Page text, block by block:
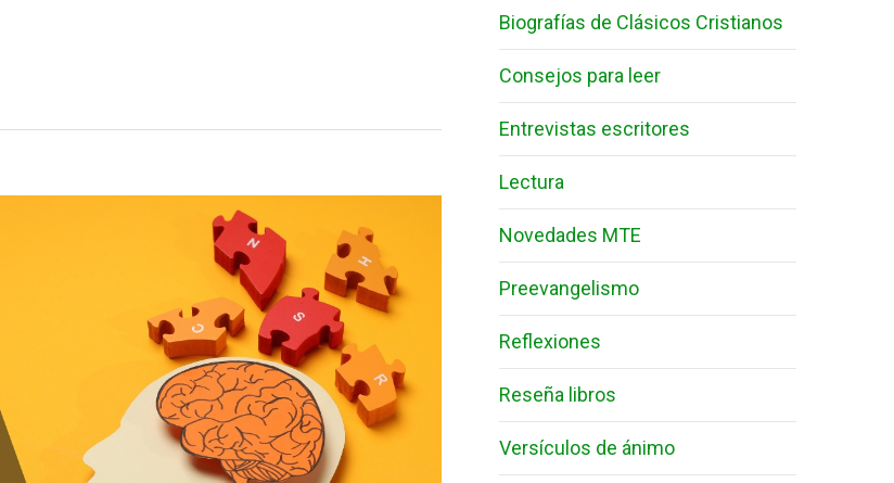
Biografías de Clásicos Cristianos
Consejos para leer
Entrevistas escritores
Lectura
Novedades MTE
Preevangelismo
Reflexiones
Reseña libros
Versículos de ánimo